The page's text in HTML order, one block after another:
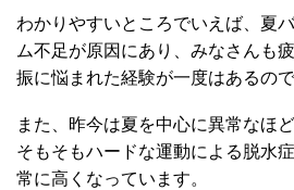
わかりやすいところでいえば、夏
ム不足が原因にあり、みなさんも
振に悩まれた経験が一度はあるの
また、昨今は夏を中心に異常なほ
そもそもハードな運動による脱水
常に高くなっています。